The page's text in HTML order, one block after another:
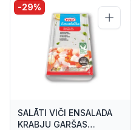
-29%
SALĀTI VIČI ENSALADA
KRABJU GARŠAS